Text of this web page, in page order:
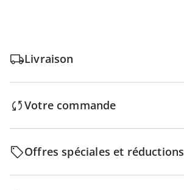
Livraison
Votre commande
Offres spéciales et réductions